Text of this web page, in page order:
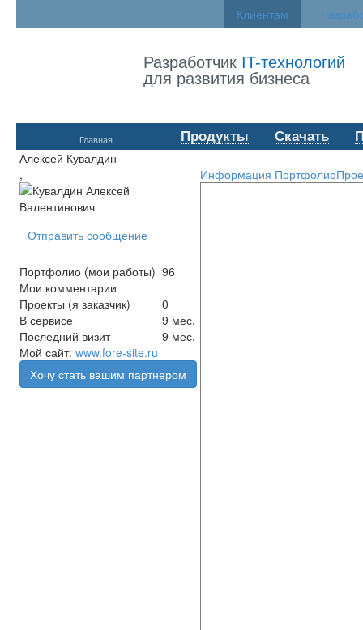
Клиентам
Разработчик IT-технологий
для развития бизнеса
Главная Продукты Скачать
Алексей Кувалдин
,
Информация Портфолио
Отправить сообщение
Портфолио (мои работы) 96
Мои комментарии
Проекты (я заказчик)
0
В сервисе
9 мес.
Последний визит
9 мес.
Мой сайт: www.fore-site.ru
Хочу стать вашим партнером